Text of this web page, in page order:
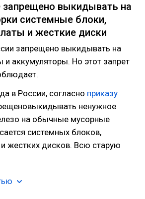
запрещено выкидывать на
системные блоки,
и жесткие диски
запрещено выкидывать на
и аккумуляторы. Но этот запрет
в России, согласно приказу
ненужное
на обычные мусорные
системных блоков,
и жестких дисков. Всю старую